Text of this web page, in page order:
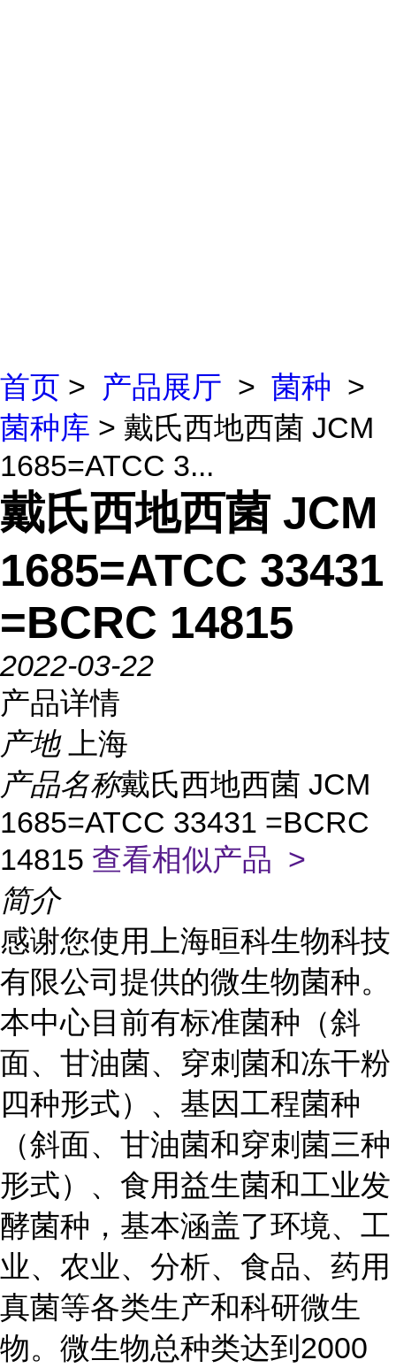
首页 > 产品展厅 > 菌种 >
菌种库 > 戴氏西地西菌 JCM
1685=ATCC 3...
戴氏西地西菌 JCM
1685=ATCC 33431
=BCRC 14815
2022-03-22
产品详情
产地
上海
产品名称戴氏西地西菌 JCM
1685=ATCC 33431 =BCRC
14815 查看相似产品 >
简介
感谢您使用上海晅科生物科技
有限公司提供的微生物菌种。
本中心目前有标准菌种（斜
面、甘油菌、穿刺菌和冻干粉
四种形式）、基因工程菌种
（斜面、甘油菌和穿刺菌三种
形式）、食用益生菌和工业发
酵菌种，基本涵盖了环境、工
业、农业、分析、食品、药用
真菌等各类生产和科研微生
物。微生物总种类达到2000